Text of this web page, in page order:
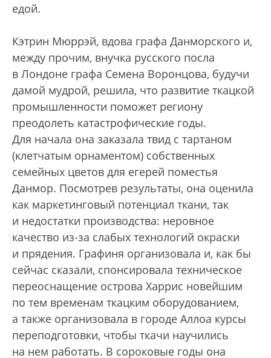
едой.
Кэтрин Мюррэй, вдова графа Данморского и,
между прочим, внучка русского посла
в Лондоне графа Семена Воронцова, будучи
дамой мудрой, решила, что развитие ткацкой
промышленности поможет региону
преодолеть катастрофические годы.
Для начала она заказала твид с тартаном
(клетчатым орнаментом) собственных
семейных цветов для егерей поместья
Данмор. Посмотрев результаты, она оценила
как маркетинговый потенциал ткани, так
и недостатки производства: неровное
качество из-за слабых технологий окраски
и прядения. Графиня организовала и, как бы
сейчас сказали, спонсировала техническое
переоснащение острова Харрис новейшим
по тем временам ткацким оборудованием,
а также организовала в городе Аллоа курсы
переподготовки, чтобы ткачи научились
на нем работать. В сороковые годы она